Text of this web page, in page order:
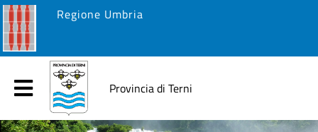
Regione Umbria
Provincia di Terni